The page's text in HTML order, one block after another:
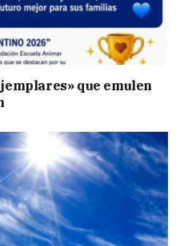
que emulen